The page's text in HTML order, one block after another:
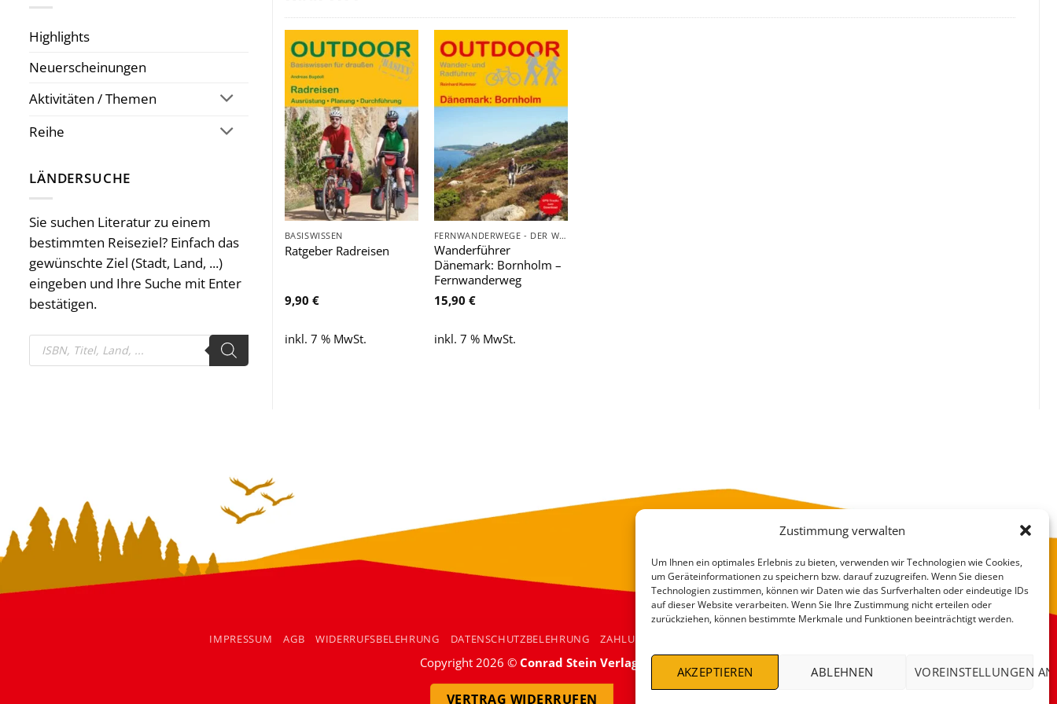
Zustimmung verwalten
Um Ihnen ein optimales Erlebnis zu bieten, verwenden wir Technologien wie Cookies,
um Geräteinformationen zu speichern bzw. darauf zuzugreifen. Wenn Sie diesen
Technologien zustimmen, können wir Daten wie das Surfverhalten oder eindeutige IDs
auf dieser Website verarbeiten. Wenn Sie Ihre Zustimmung nicht erteilen oder
zurückziehen, können bestimmte Merkmale und Funktionen beeinträchtigt werden.
AKZEPTIEREN ABLEHNEN VOREINSTELLUNGEN
Highlights
Neuerscheinungen
Aktivitäten / Themen
Reihe
LÄNDERSUCHE
Sie suchen Literatur zu einem
bestimmten Reiseziel? Einfach das
gewünschte Ziel (Stadt, Land, ...)
eingeben und Ihre Suche mit Enter
bestätigen.
Products
search
hinzufügen
BASISWISSEN
Ratgeber Radreisen
9,90 €
inkl. 7 % MwSt.
Zu
Wunschliste
hinzufügen
FERNWANDERWEGE - DER WEG IST DAS ZIEL
Wanderführer
Dänemark: Bornholm –
Fernwanderweg
15,90 €
inkl. 7 % MwSt.
IMPRESSUM AGB WIDERRUFSBELEHRUNG DATENSCHUTZBELEHRUNG ZAHLUNGSARTEN
Copyright 2026 © Conrad Stein Verlag
VERTRAG WIDERRUFEN